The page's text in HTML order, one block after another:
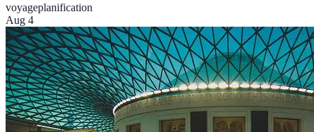
voyageplanification
Aug 4